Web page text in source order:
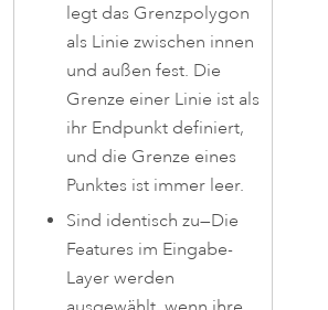
legt das Grenzpolygon
als Linie zwischen innen
und außen fest. Die
Grenze einer Linie ist als
ihr Endpunkt definiert,
und die Grenze eines
Punktes ist immer leer.
Sind identisch zu—Die
Features im Eingabe-
Layer werden